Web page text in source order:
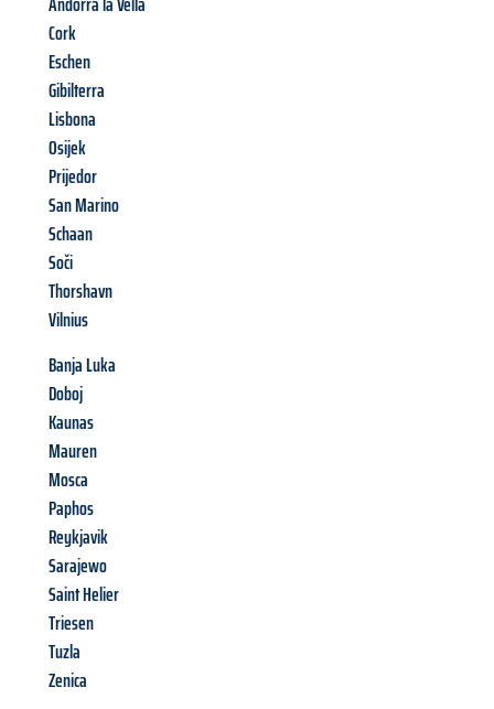
Cork
Eschen
Gibilterra
Lisbona
Osijek
Prijedor
San Marino
Schaan
Soči
Thorshavn
Vilnius
Banja Luka
Doboj
Kaunas
Mauren
Mosca
Paphos
Reykjavik
Sarajewo
Saint Helier
Triesen
Tuzla
Zenica